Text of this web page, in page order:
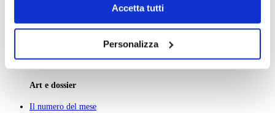
Chiudendo il banner tramite la “X” prosegui la
navigazione senza alcuna profilazione e con installazione
il tuo consenso alla profilazione che potrai revocare in
Accetta tutti
Personalizza
Chi Siamo
Art e dossier
Il numero del mese